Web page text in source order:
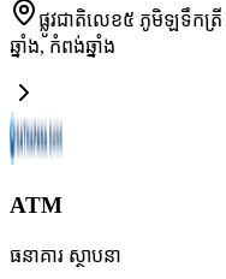
ផ្លូវជាតិលេខ៥ ភូមិឡទឹកត្រី
ឆ្នាំង, កំពង់ឆ្នាំង
ATM
ធនាគារ ស្ថាបនា